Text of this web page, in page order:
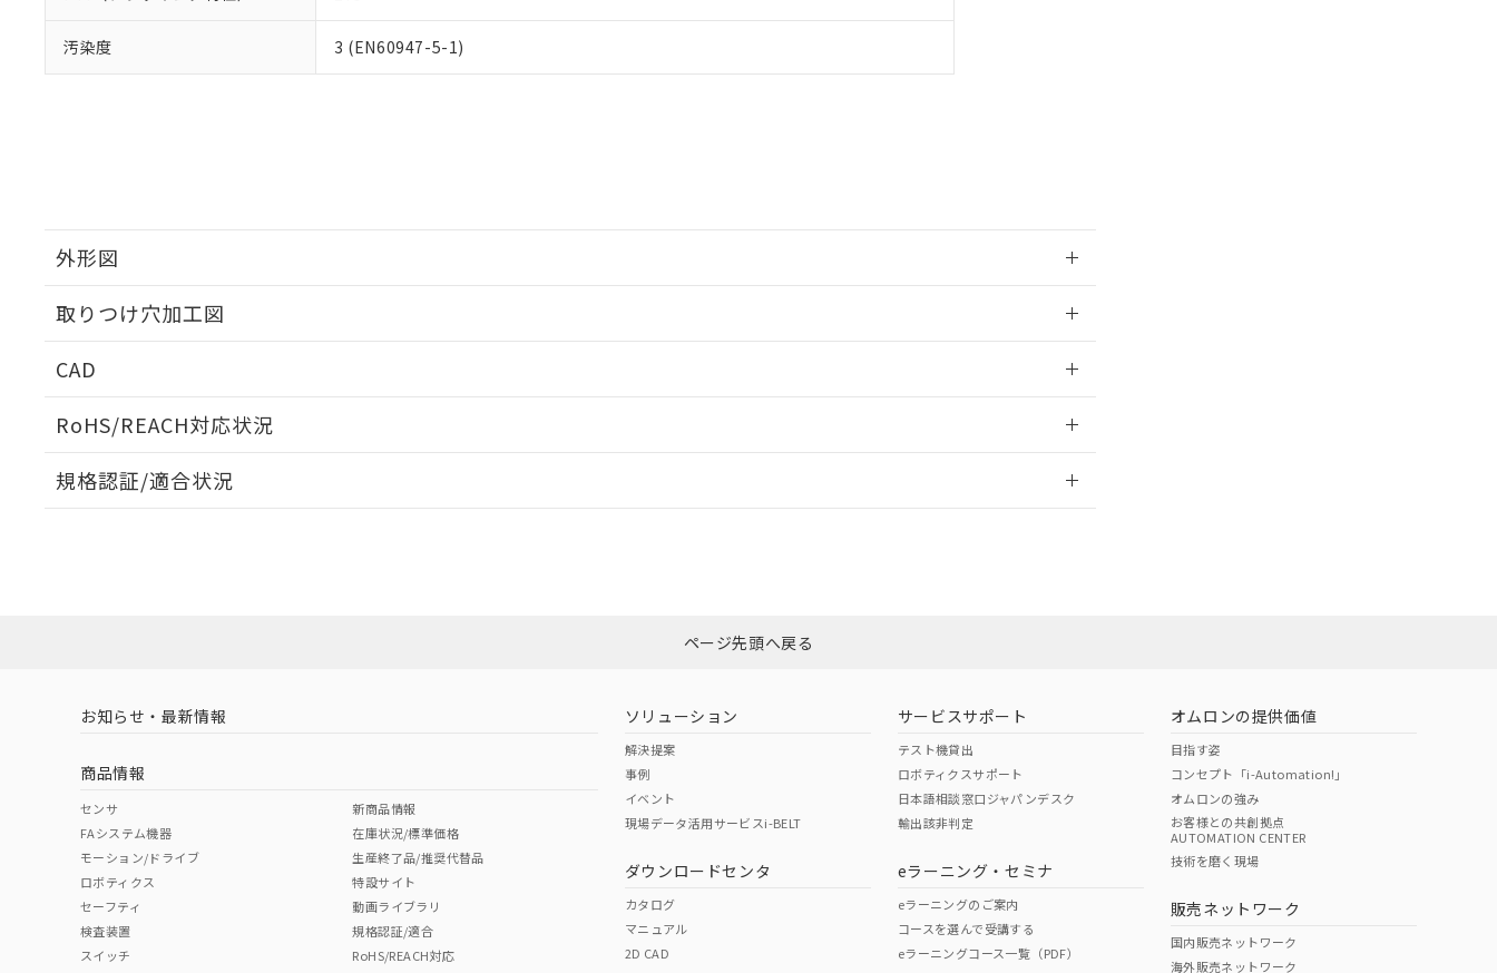
汚染度 3 (EN60947-5-1)
外形図
取りつけ穴加工図
CAD
RoHS/REACH対応状況
EU RoHS 注意事項・凡例
ダウンロードはこちら
中国 RoHS 注意事項・凡例
中国 RoHS表
Pb Hg Cr(VI)
O O
規格認証/適合状況
ページ先頭へ戻る
お知らせ・最新情報
商品情報
センサ
FAシステム機器
モーション/ドライブ
ロボティクス
セーフティ
検査装置
スイッチ
新商品情報
在庫状況/標準価格
生産終了品/推奨代替品
特設サイト
動画ライブラリ
規格認証/適合
RoHS/REACH対応
ソリューション
解決提案
事例
イベント
現場データ活用サービスi-BELT
ダウンロードセンタ
カタログ
マニュアル
2D CAD
サービスサポート
テスト機貸出
ロボティクスサポート
日本語相談窓口ジャパンデスク
輸出該非判定
eラーニング・セミナ
eラーニングのご案内
コースを選んで受講する
eラーニングコース一覧（PDF）
オムロンの提供価値
目指す姿
コンセプト「i-Automation!」
オムロンの強み
お客様との共創拠点
AUTOMATION CENTER
技術を磨く現場
販売ネットワーク
国内販売ネットワーク
海外販売ネットワーク